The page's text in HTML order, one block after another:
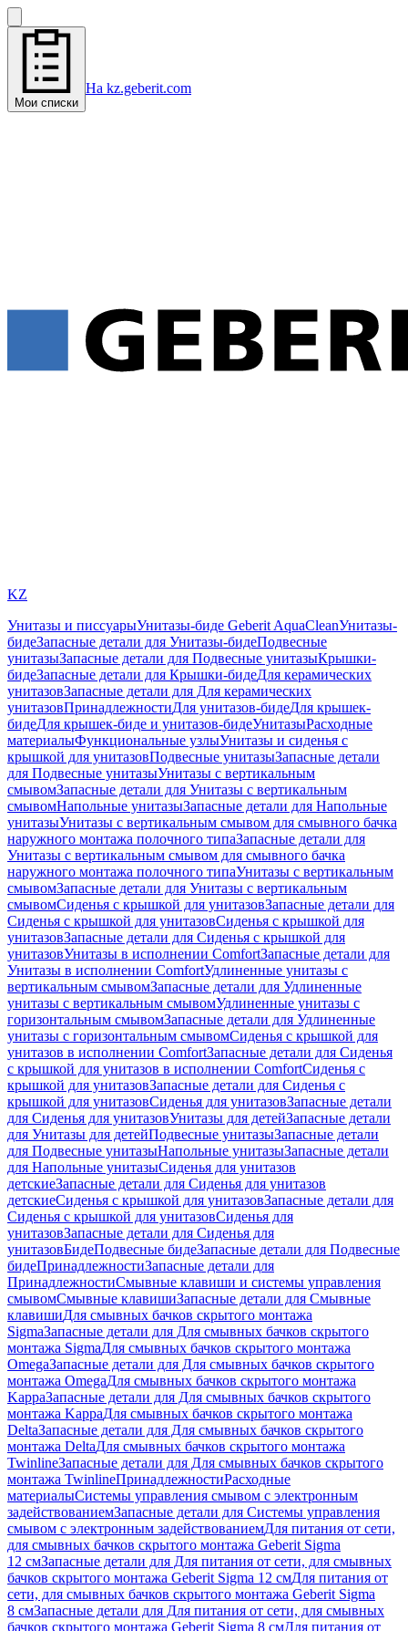
Мои списки
На kz.geberit.com
KZ
Унитазы и писсуарыУнитазы-биде Geberit AquaCleanУнитазы-
бидеЗапасные детали для Унитазы-бидеПодвесные
унитазыЗапасные детали для Подвесные унитазыКрышки-
бидеЗапасные детали для Крышки-бидеДля керамических
унитазовЗапасные детали для Для керамических
унитазовПринадлежностиДля унитазов-бидеДля крышек-
бидеДля крышек-биде и унитазов-бидеУнитазыРасходные
материалыФункциональные узлыУнитазы и сиденья с
крышкой для унитазовПодвесные унитазыЗапасные детали
для Подвесные унитазыУнитазы с вертикальным
смывомЗапасные детали для Унитазы с вертикальным
смывомНапольные унитазыЗапасные детали для Напольные
унитазыУнитазы с вертикальным смывом для смывного бачка
наружного монтажа полочного типаЗапасные детали для
Унитазы с вертикальным смывом для смывного бачка
наружного монтажа полочного типаУнитазы с вертикальным
смывомЗапасные детали для Унитазы с вертикальным
смывомСиденья с крышкой для унитазовЗапасные детали для
Сиденья с крышкой для унитазовСиденья с крышкой для
унитазовЗапасные детали для Сиденья с крышкой для
унитазовУнитазы в исполнении ComfortЗапасные детали для
Унитазы в исполнении ComfortУдлиненные унитазы с
вертикальным смывомЗапасные детали для Удлиненные
унитазы с вертикальным смывомУдлиненные унитазы с
горизонтальным смывомЗапасные детали для Удлиненные
унитазы с горизонтальным смывомСиденья с крышкой для
унитазов в исполнении ComfortЗапасные детали для Сиденья
с крышкой для унитазов в исполнении ComfortСиденья с
крышкой для унитазовЗапасные детали для Сиденья с
крышкой для унитазовСиденья для унитазовЗапасные детали
для Сиденья для унитазовУнитазы для детейЗапасные детали
для Унитазы для детейПодвесные унитазыЗапасные детали
для Подвесные унитазыНапольные унитазыЗапасные детали
для Напольные унитазыСиденья для унитазов
детскиеЗапасные детали для Сиденья для унитазов
детскиеСиденья с крышкой для унитазовЗапасные детали для
Сиденья с крышкой для унитазовСиденья для
унитазовЗапасные детали для Сиденья для
унитазовБидеПодвесные бидеЗапасные детали для Подвесные
бидеПринадлежностиЗапасные детали для
ПринадлежностиСмывные клавиши и системы управления
смывомСмывные клавишиЗапасные детали для Смывные
клавишиДля смывных бачков скрытого монтажа
SigmaЗапасные детали для Для смывных бачков скрытого
монтажа SigmaДля смывных бачков скрытого монтажа
OmegaЗапасные детали для Для смывных бачков скрытого
монтажа OmegaДля смывных бачков скрытого монтажа
KappaЗапасные детали для Для смывных бачков скрытого
монтажа KappaДля смывных бачков скрытого монтажа
DeltaЗапасные детали для Для смывных бачков скрытого
монтажа DeltaДля смывных бачков скрытого монтажа
TwinlineЗапасные детали для Для смывных бачков скрытого
монтажа TwinlineПринадлежностиРасходные
материалыСистемы управления смывом с электронным
задействованиемЗапасные детали для Системы управления
смывом с электронным задействованиемДля питания от сети,
для смывных бачков скрытого монтажа Geberit Sigma
12 смЗапасные детали для Для питания от сети, для смывных
бачков скрытого монтажа Geberit Sigma 12 смДля питания от
сети, для смывных бачков скрытого монтажа Geberit Sigma
8 смЗапасные детали для Для питания от сети, для смывных
бачков скрытого монтажа Geberit Sigma 8 смДля питания от